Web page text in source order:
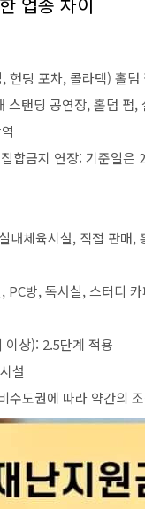
헌팅 포차, 콜라텍) 홀
공연장, 홀덤 펌, 실
합금지 연장: 기준일은
내체육시설, 직접 판매
PC방, 독서실, 스터디
이상): 2.5단계 적용
설
수도권에 따라 약간의